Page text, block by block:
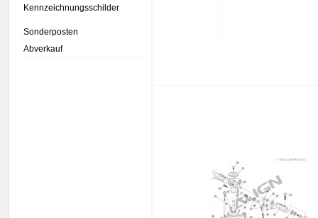
Kennzeichnungsschilder
Sonderposten
Abverkauf